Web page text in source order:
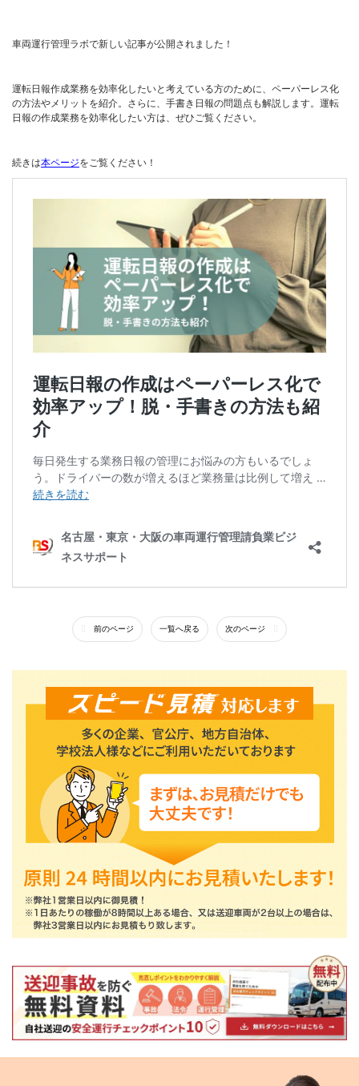
車両運行管理ラボで新しい記事が公開されました！
運転日報作成業務を効率化したいと考えている方のために、ペーパーレス化
の方法やメリットを紹介。さらに、手書き日報の問題点も解説します。運転
日報の作成業務を効率化したい方は、ぜひご覧ください。
続きは本ページをご覧ください！
前のページ 一覧へ戻る 次のページ